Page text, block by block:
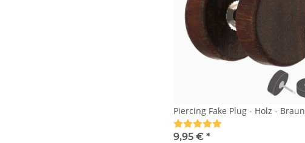
Piercing Fake Plug - Holz - Braun
9,95 €*